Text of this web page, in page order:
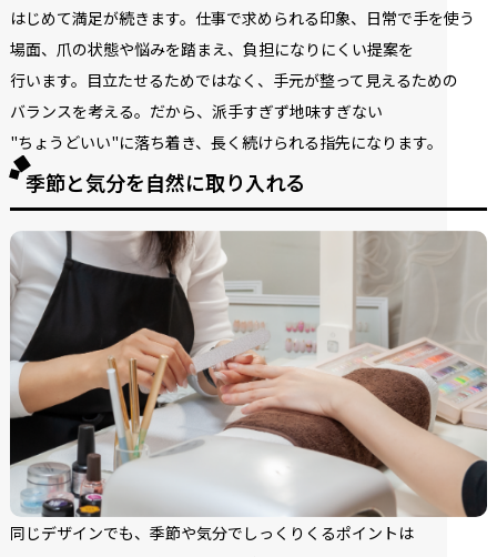
はじめて満足が続きます。 仕事で求められる印象、 日常で手を使う
場面、 爪の状態や悩みを踏まえ、 負担になりにくい提案を
行います。 目立たせるためではなく、 手元が整って 見えるための
バランスを考える。 だから、 派手すぎず地味すぎない
"ちょうどいい"に落ち着き、 長く 続けられる指先になります。
季節と気分を自然に取り入れる
同じデザインでも、 季節や気分で しっくりくるポイントは